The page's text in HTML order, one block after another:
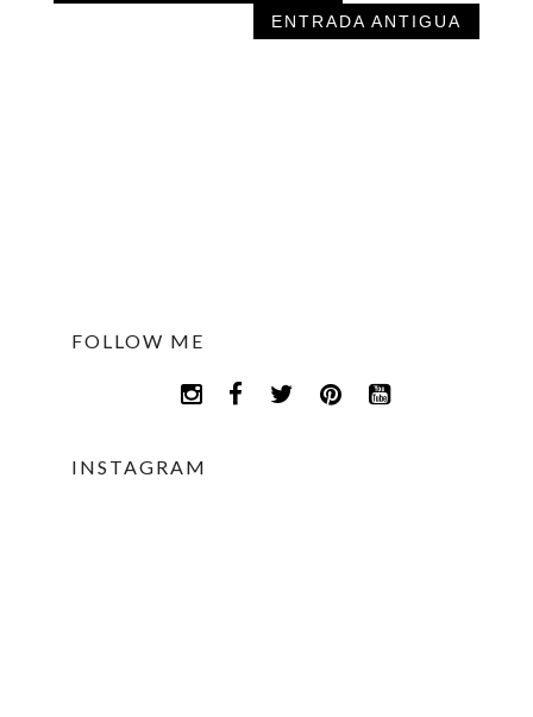
ENTRADA ANTIGUA
FOLLOW ME
INSTAGRAM